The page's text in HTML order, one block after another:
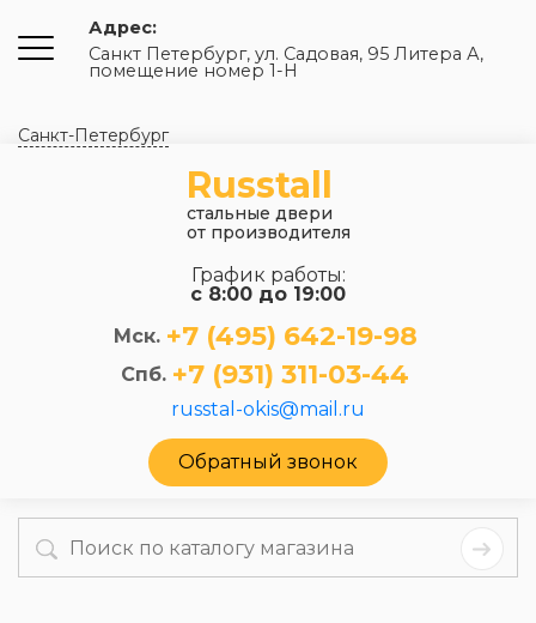
Адрес:
Санкт Петербург, ул. Садовая, 95 Литера А,
помещение номер 1-Н
Санкт-Петербург
Russtall
стальные двери
от производителя
График работы:
с 8:00 до 19:00
Мск. +7 (495) 642-19-98
Спб. +7 (931) 311-03-44
russtal-okis@mail.ru
Обратный звонок